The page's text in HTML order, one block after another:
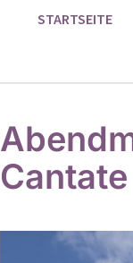
STARTSEITE